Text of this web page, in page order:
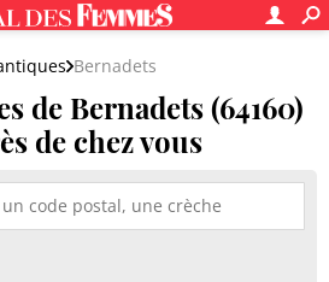
Bernadets
de Bernadets (64160)
de chez vous